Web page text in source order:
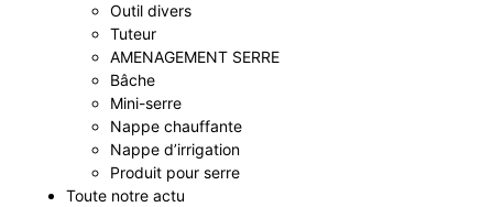
Outil divers
Tuteur
AMENAGEMENT SERRE
Bâche
Mini-serre
Nappe chauffante
Nappe d’irrigation
Produit pour serre
Toute notre actu